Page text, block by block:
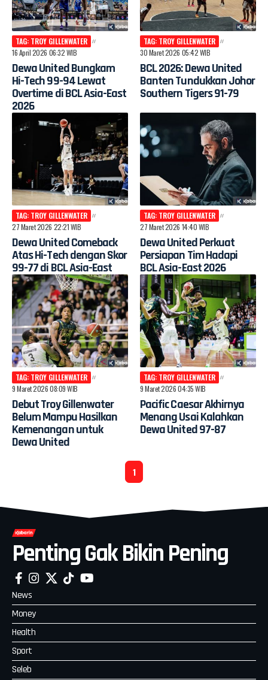
TAG: TROY GILLENWATER
16 April 2026 06:32 WIB
Dewa United Bungkam
Hi-Tech 99-94 Lewat
Overtime di BCL Asia-East
2026
TAG: TROY GILLENWATER
30 Maret 2026 05:42 WIB
BCL 2026: Dewa United
Banten Tundukkan Johor
Southern Tigers 91-79
TAG: TROY GILLENWATER
27 Maret 2026 22:21 WIB
Dewa United Comeback
Atas Hi-Tech dengan Skor
99-77 di BCL Asia-East
TAG: TROY GILLENWATER
27 Maret 2026 14:40 WIB
Dewa United Perkuat
Persiapan Tim Hadapi
BCL Asia-East 2026
TAG: TROY GILLENWATER
9 Maret 2026 08:09 WIB
Debut Troy Gillenwater
Belum Mampu Hasilkan
Kemenangan untuk
Dewa United
TAG: TROY GILLENWATER
9 Maret 2026 04:35 WIB
Pacific Caesar Akhirnya
Menang Usai Kalahkan
Dewa United 97-87
1
Penting Gak Bikin Pening
News
Money
Health
Sport
Seleb